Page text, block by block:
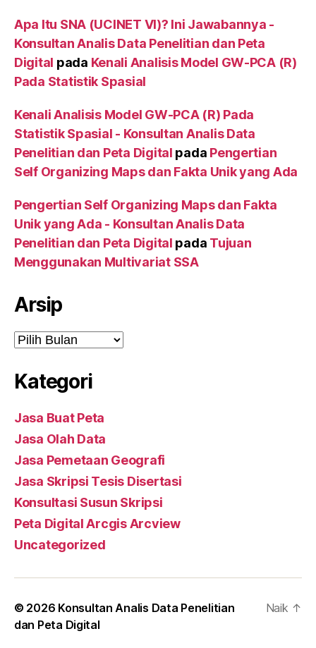
Apa Itu SNA (UCINET VI)? Ini Jawabannya -
Konsultan Analis Data Penelitian dan Peta
Digital pada Kenali Analisis Model GW-PCA (R)
Pada Statistik Spasial
Kenali Analisis Model GW-PCA (R) Pada
Statistik Spasial - Konsultan Analis Data
Penelitian dan Peta Digital pada Pengertian
Self Organizing Maps dan Fakta Unik yang Ada
Pengertian Self Organizing Maps dan Fakta
Unik yang Ada - Konsultan Analis Data
Penelitian dan Peta Digital pada Tujuan
Menggunakan Multivariat SSA
Arsip
Arsip
Kategori
Jasa Buat Peta
Jasa Olah Data
Jasa Pemetaan Geografi
Jasa Skripsi Tesis Disertasi
Konsultasi Susun Skripsi
Peta Digital Arcgis Arcview
Uncategorized
© 2026 Konsultan Analis Data Penelitian
dan Peta Digital
Naik ↑